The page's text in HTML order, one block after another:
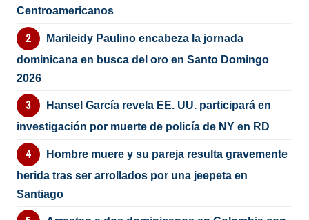
Centroamericanos
Marileidy Paulino encabeza la jornada
dominicana en busca del oro en Santo Domingo
2026
Hansel García revela EE. UU. participará en
investigación por muerte de policía de NY en RD
Hombre muere y su pareja resulta gravemente
herida tras ser arrollados por una jeepeta en
Santiago